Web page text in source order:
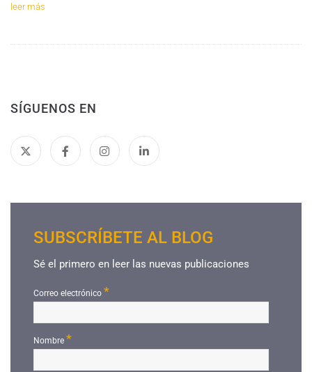
leer más
SÍGUENOS EN
SUBSCRÍBETE AL BLOG
Sé el primero en leer las nuevas publicaciones
Correo electrónico *
Nombre*